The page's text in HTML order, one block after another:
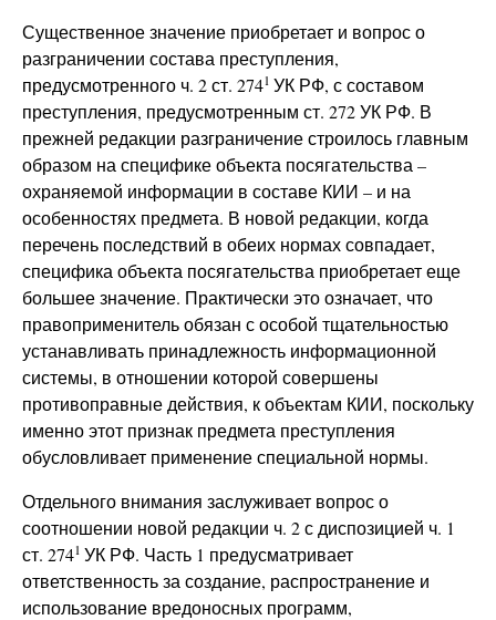
Существенное значение приобретает и вопрос о
разграничении состава преступления,
предусмотренного ч. 2 ст. 2741 УК РФ, с составом
преступления, предусмотренным ст. 272 УК РФ. В
прежней редакции разграничение строилось главным
образом на специфике объекта посягательства –
охраняемой информации в составе КИИ – и на
особенностях предмета. В новой редакции, когда
перечень последствий в обеих нормах совпадает,
специфика объекта посягательства приобретает еще
большее значение. Практически это означает, что
правоприменитель обязан с особой тщательностью
устанавливать принадлежность информационной
системы, в отношении которой совершены
противоправные действия, к объектам КИИ, поскольку
именно этот признак предмета преступления
обусловливает применение специальной нормы.
Отдельного внимания заслуживает вопрос о
соотношении новой редакции ч. 2 с диспозицией ч. 1
ст. 2741 УК РФ. Часть 1 предусматривает
ответственность за создание, распространение и
использование вредоносных программ,